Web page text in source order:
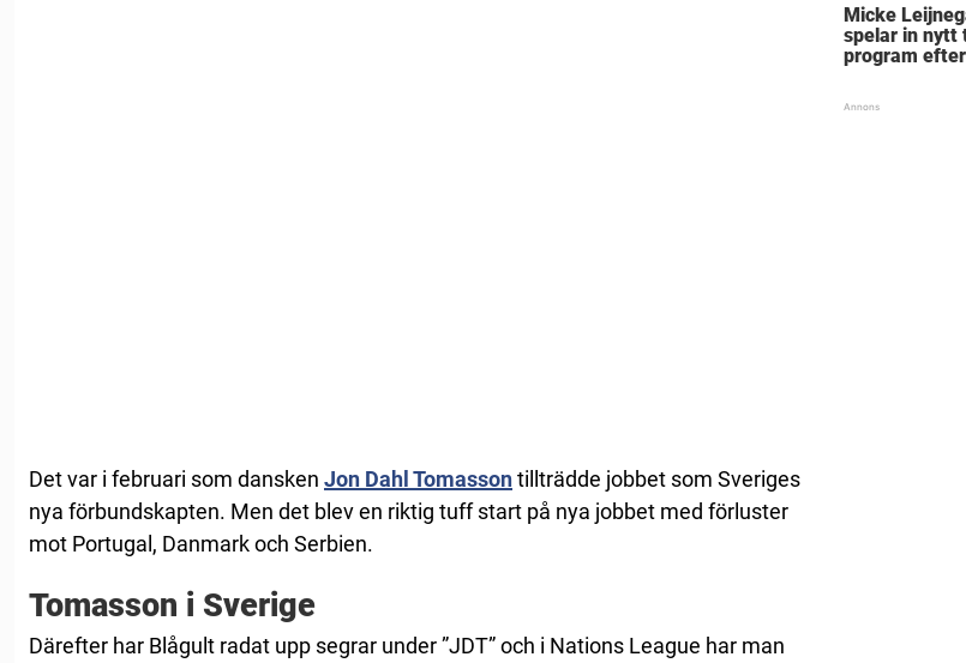
Det var i februari som dansken Jon Dahl Tomassontillträdde jobbet som Sveriges
nya förbundskapten. Men det blev en riktig tuff start på nya jobbet med förluster
mot Portugal, Danmark och Serbien.
Tomasson i Sverige
Därefter har Blågult radat upp segrar under ”JDT” och i Nations League har man
Micke
spelar in nytt
program efter